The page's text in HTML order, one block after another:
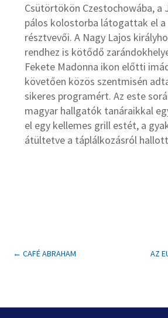
Csütörtökön Czestochowába, a
pálos kolostorba látogattak el a
résztvevői. A Nagy Lajos
rendhez is kötődő
Fekete Madonna ikon előtti
követően közös szentmisén
sikeres programért. Az este
magyar hallgatók tanáraikkal
el egy kellemes grill estét, a
átültetve a táplálkozásról
←CAFÉ ABRAHAM AZ